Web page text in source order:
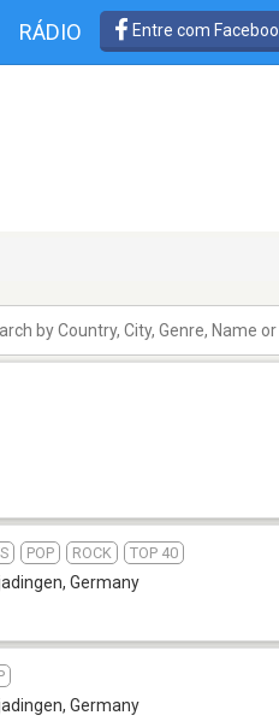
RÁDIO Entre com
POP ROCK TOP 40
, Germany
, Germany